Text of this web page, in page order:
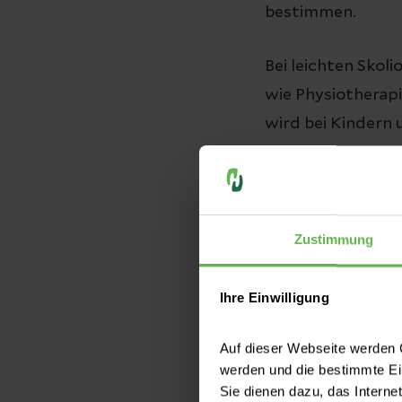
Zustimmung
Ihre Einwilligung
Auf dieser Webseite
werden und die bestimmte
Sie dienen dazu, das
bestimmen.
Bei leichten
wie
wird bei Kindern
diagnostizierte
unbekannt. Man
Verkrümmung
betroffen als